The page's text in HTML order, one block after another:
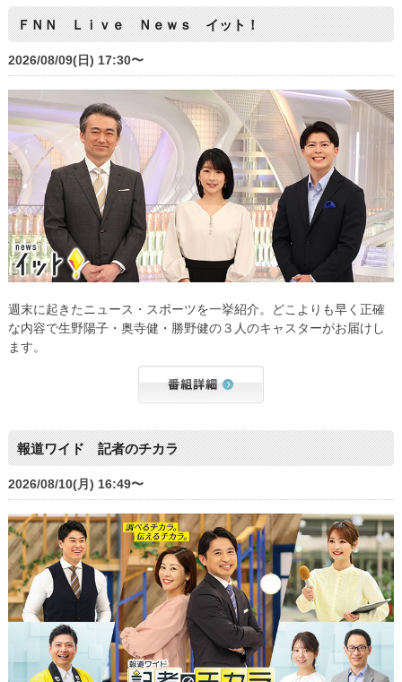
ＦＮＮ Ｌｉｖｅ Ｎｅｗｓ イット！
2026/08/09(日) 17:30〜
週末に起きたニュース・スポーツを一挙紹介。どこよりも早く正確
な内容で生野陽子・奥寺健・勝野健の３人のキャスターがお届けし
ます。
報道ワイド 記者のチカラ
2026/08/10(月) 16:49〜